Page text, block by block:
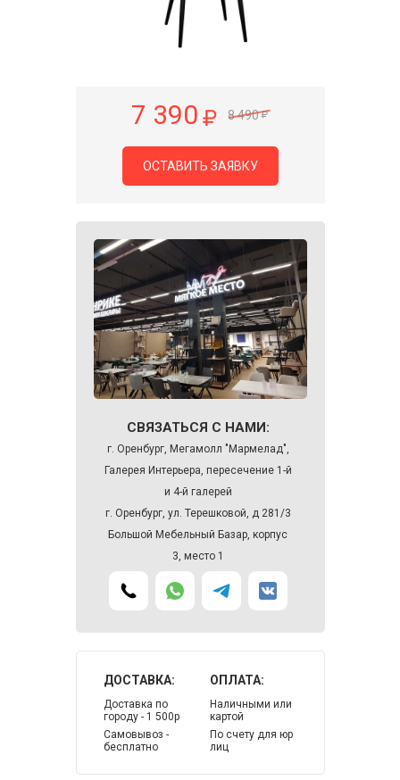
7 390 8 490
ОСТАВИТЬ ЗАЯВКУ
СВЯЗАТЬСЯ С НАМИ:
г. Оренбург, Мегамолл "Мармелад",
Галерея Интерьера, пересечение 1-й
и 4-й галерей
г. Оренбург, ул. Терешковой, д 281/3
Большой Мебельный Базар, корпус
3, место 1
ДОСТАВКА:
Доставка по
городу - 1 500р
Самовывоз -
бесплатно
ОПЛАТА:
Наличными или
картой
По счету для юр
лиц